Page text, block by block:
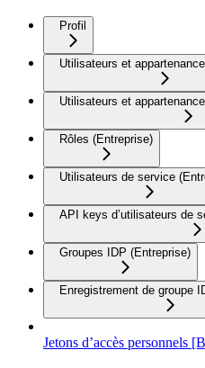
Profil
Utilisateurs et
Utilisateurs et
Rôles (Entreprise)
Utilisateurs de service
API keys d’utilisateurs de
Groupes IDP (Entreprise)
Enregistrement de groupe
Jetons d’accès personnels